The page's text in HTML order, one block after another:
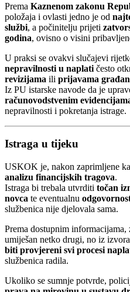
Prema Kaznenom zakonu
položaja i ovlasti jedno je od
službi, a počinitelju prijeti
godina, ovisno o visini
U praksi se ovakvi slučajevi
nepravilnosti u naplati često
revizijama ili prijavama
Iz PU istarske navode da je
računovodstvenim
nepravilnosti i pokretanja istrage.
Istraga u tijeku
USKOK je, nakon zaprimljene
analizu financijskih tragova.
Istraga bi trebala utvrditi točan
novca te eventualnu
službenica nije djelovala sama.
Prema dostupnim informacijama,
umiješan netko drugi, no iz
biti provjereni svi procesi
službenica radila.
Ukoliko se sumnje potvrde,